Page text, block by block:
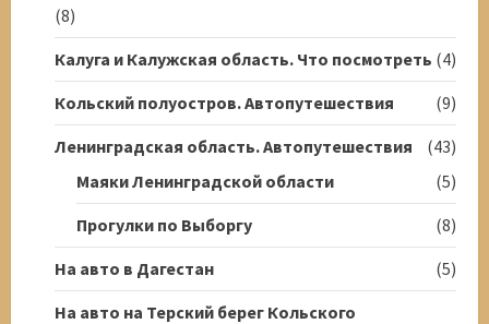
(8)
Калуга и Калужская область. Что посмотреть (4)
Кольский полуостров. Автопутешествия
(9)
Ленинградская область. Автопутешествия
(43)
Маяки Ленинградской области
(5)
Прогулки по Выборгу
(8)
На авто в Дагестан
(5)
На авто на Терский берег Кольского